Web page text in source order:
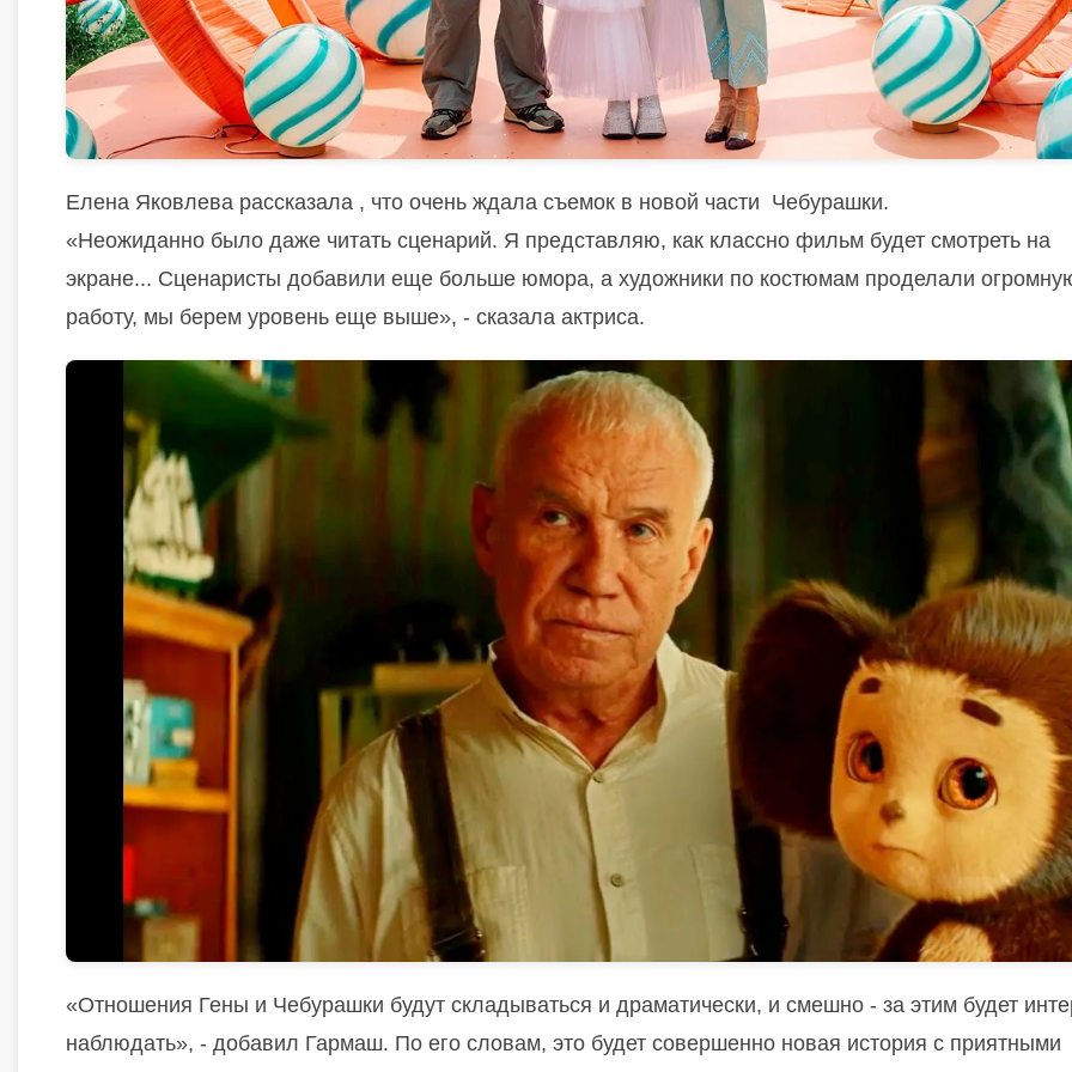
Елена Яковлева рассказала , что очень ждала съемок в новой части Чебурашки.
«Неожиданно было даже читать сценарий. Я представляю, как классно фильм будет смотреть на
экране... Сценаристы добавили еще больше юмора, а художники по костюмам проделали
работу, мы берем уровень еще выше», - сказала актриса.
«Отношения Гены и Чебурашки будут складываться и драматически, и смешно - за этим будет
наблюдать», - добавил Гармаш. По его словам, это будет совершенно новая история с приятными